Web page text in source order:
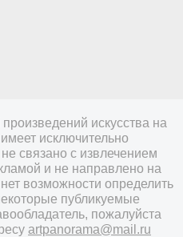
искусства на
исключительно
связано с извлечением
и не направлено на
возможности определить
публикуемые
пожалуйста
artpanorama@mail.ru